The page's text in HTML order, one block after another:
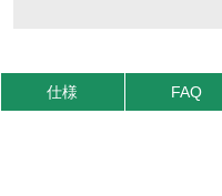
仕様 FAQ